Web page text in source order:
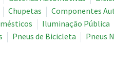
Chupetas Componentes
Iluminação Pública
Pneus de Bicicleta Pneus